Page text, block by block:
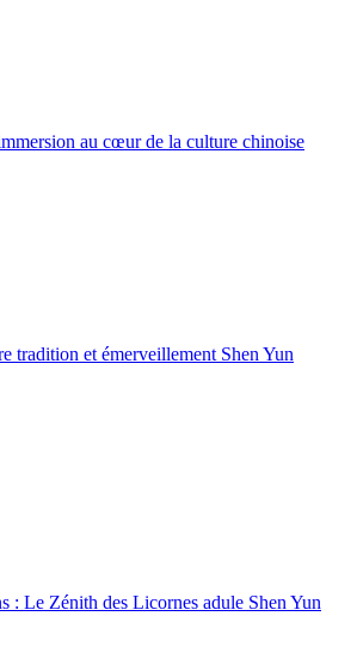
au cœur de la culture chinoise
tradition et émerveillement Shen Yun
: Le Zénith des Licornes adule Shen Yun